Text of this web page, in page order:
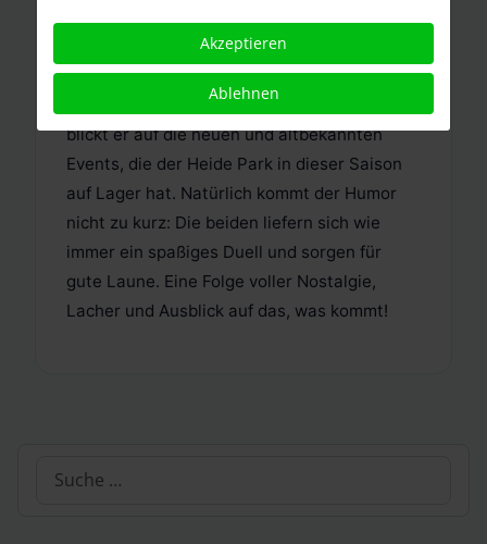
hinterher. Ein Event, das viele schöne
Erinnerungen weckt. Doch es gibt auch
Grund zur Vorfreude! Gemeinsam mit Mario
blickt er auf die neuen und altbekannten
Events, die der Heide Park in dieser Saison
auf Lager hat. Natürlich kommt der Humor
nicht zu kurz: Die beiden liefern sich wie
immer ein spaßiges Duell und sorgen für
gute Laune. Eine Folge voller Nostalgie,
Lacher und Ausblick auf das, was kommt!
Suchen
Akzeptieren
Ablehnen